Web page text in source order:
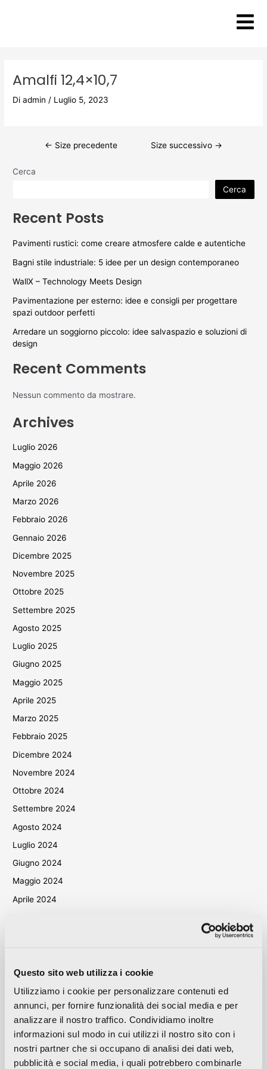
Questo sito web utilizza i cookie
Utilizziamo i cookie per personalizzare contenuti ed
annunci, per fornire funzionalità dei social media e per
analizzare il nostro traffico. Condividiamo inoltre
informazioni sul modo in cui utilizzi il nostro sito con i
nostri partner che si occupano di analisi dei dati web,
pubblicità e social media, i quali potrebbero combinarle
Amalfi 12,4×10,7
Diadmin / Luglio 5, 2023
← Size precedente Size successivo →
Cerca
Cerca
Recent Posts
Pavimenti rustici: come creare atmosfere calde e autentiche
Bagni stile industriale: 5 idee per un design contemporaneo
WallX – Technology Meets Design
Pavimentazione per esterno: idee e consigli per progettare
spazi outdoor perfetti
Arredare un soggiorno piccolo: idee salvaspazio e soluzioni di
design
Recent Comments
Nessun commento da mostrare.
Archives
Luglio 2026
Maggio 2026
Aprile 2026
Marzo 2026
Febbraio 2026
Gennaio 2026
Dicembre 2025
Novembre 2025
Ottobre 2025
Settembre 2025
Agosto 2025
Luglio 2025
Giugno 2025
Maggio 2025
Aprile 2025
Marzo 2025
Febbraio 2025
Dicembre 2024
Novembre 2024
Ottobre 2024
Settembre 2024
Agosto 2024
Luglio 2024
Giugno 2024
Maggio 2024
Aprile 2024
Maggio 2023
Aprile 2023
Settembre 2022
Marzo 2022
Ottobre 2021
Settembre 2021